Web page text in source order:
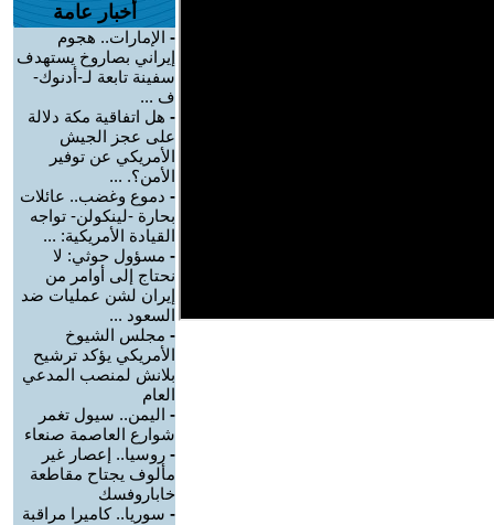
أخبار عامة
- الإمارات.. هجوم
إيراني بصاروخ يستهدف
سفينة تابعة لـ-أدنوك-
ف ...
- هل اتفاقية مكة دلالة
على عجز الجيش
الأمريكي عن توفير
الأمن؟. ...
- دموع وغضب.. عائلات
بحارة -لينكولن- تواجه
القيادة الأمريكية: ...
- مسؤول حوثي: لا
نحتاج إلى أوامر من
إيران لشن عمليات ضد
السعود ...
- مجلس الشيوخ
الأمريكي يؤكد ترشيح
بلانش لمنصب المدعي
العام
- اليمن.. سيول تغمر
شوارع العاصمة صنعاء
- روسيا.. إعصار غير
مألوف يجتاح مقاطعة
خاباروفسك
- سوريا.. كاميرا مراقبة